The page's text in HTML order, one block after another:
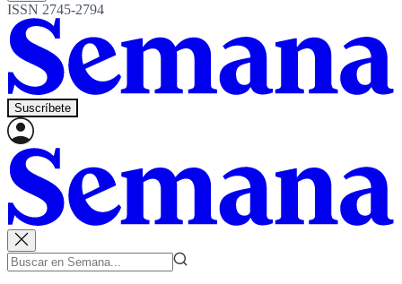
ISSN 2745-2794
Suscríbete